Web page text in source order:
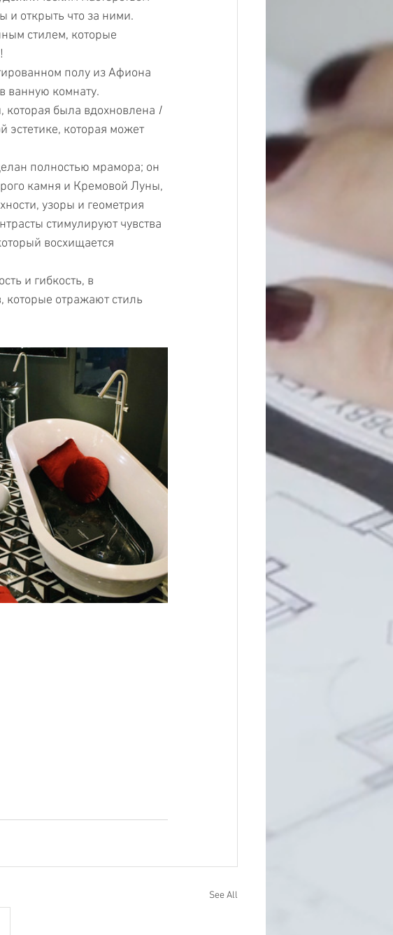
и открыть что за ними.
стилем, которые
полу из Афиона
ванную комнату.
была вдохновлена I
которая может
полностью мрамора; он
камня и Кремовой Луны,
узоры и геометрия
стимулируют чувства
восхищается
и гибкость, в
которые отражают стиль
See All